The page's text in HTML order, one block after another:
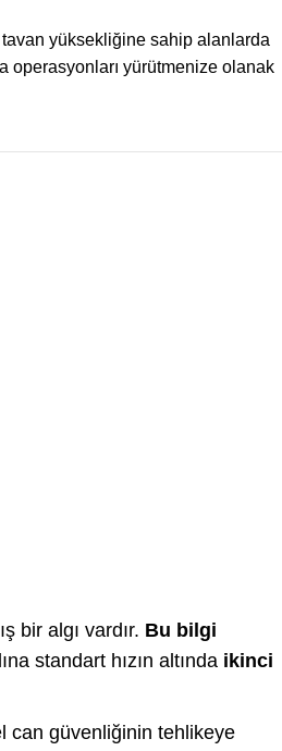
tavan yüksekliğine sahip alanlarda
operasyonları yürütmenize olanak
bir algı vardır. Bu bilgi
standart hızın altında ikinci
can güvenliğinin tehlikeye